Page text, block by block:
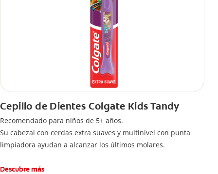
Cepillo de Dientes Colgate Kids Tandy
Recomendado para niños de 5+ años.
Su cabezal con cerdas extra suaves y multinivel con punta
limpiadora ayudan a alcanzar los últimos molares.
Descubre más